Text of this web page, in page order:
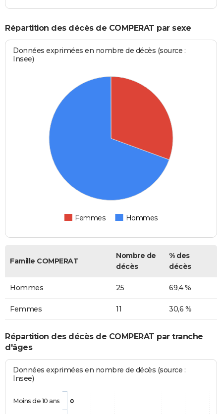
Répartition des décès de COMPERAT par sexe
Données exprimées en nombre de décès (source :
Insee)
Femmes Hommes
Famille COMPERAT
Nombre de
décès
% des
décès
Hommes 25 69,4 %
Femmes 11 30,6 %
Répartition des décès de COMPERAT par tranche
d'âges
Données exprimées en nombre de décès (source :
Insee)
0
Moins de 10 ans